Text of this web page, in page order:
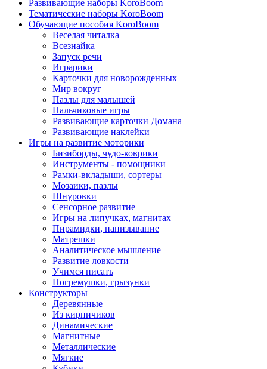
Развивающие наборы KoroBoom
Тематические наборы KoroBoom
Обучающие пособия KoroBoom
Веселая читалка
Всезнайка
Запуск речи
Играрики
Карточки для новорожденных
Мир вокруг
Пазлы для малышей
Пальчиковые игры
Развивающие карточки Домана
Развивающие наклейки
Игры на развитие моторики
Бизиборды, чудо-коврики
Инструменты - помощники
Рамки-вкладыши, сортеры
Мозаики, пазлы
Шнуровки
Сенсорное развитие
Игры на липучках, магнитах
Пирамидки, нанизывание
Матрешки
Аналитическое мышление
Развитие ловкости
Учимся писать
Погремушки, грызунки
Конструкторы
Деревянные
Из кирпичиков
Динамические
Магнитные
Металлические
Мягкие